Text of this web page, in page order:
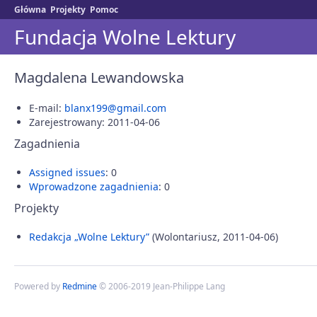
Główna Projekty Pomoc
Fundacja Wolne Lektury
Magdalena Lewandowska
E-mail: blanx199@gmail.com
Zarejestrowany: 2011-04-06
Zagadnienia
Assigned issues: 0
Wprowadzone zagadnienia: 0
Projekty
Redakcja „Wolne Lektury” (Wolontariusz, 2011-04-06)
Powered by Redmine© 2006-2019 Jean-Philippe Lang